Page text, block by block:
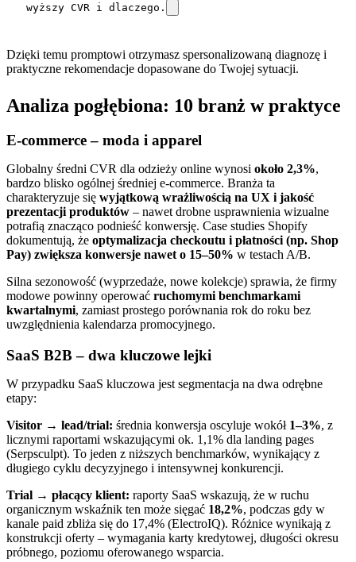
wyższy CVR i dlaczego.
Dzięki temu promptowi otrzymasz spersonalizowaną diagnozę i
praktyczne rekomendacje dopasowane do Twojej sytuacji.
Analiza pogłębiona: 10 branż w praktyce
E-commerce – moda i apparel
Globalny średni CVR dla odzieży online wynosi około 2,3%,
bardzo blisko ogólnej średniej e-commerce. Branża ta
charakteryzuje się wyjątkową wrażliwością na UX i jakość
prezentacji produktów – nawet drobne usprawnienia wizualne
potrafią znacząco podnieść konwersję. Case studies Shopify
dokumentują, że optymalizacja checkoutu i płatności (np. Shop
Pay) zwiększa konwersje nawet o 15–50% w testach A/B.
Silna sezonowość (wyprzedaże, nowe kolekcje) sprawia, że firmy
modowe powinny operować ruchomymi benchmarkami
kwartalnymi, zamiast prostego porównania rok do roku bez
uwzględnienia kalendarza promocyjnego.
SaaS B2B – dwa kluczowe lejki
W przypadku SaaS kluczowa jest segmentacja na dwa odrębne
etapy:
Visitor → lead/trial: średnia konwersja oscyluje wokół 1–3%, z
licznymi raportami wskazującymi ok. 1,1% dla landing pages
(Serpsculpt). To jeden z niższych benchmarków, wynikający z
długiego cyklu decyzyjnego i intensywnej konkurencji.
Trial → płacący klient: raporty SaaS wskazują, że w ruchu
organicznym wskaźnik ten może sięgać 18,2%, podczas gdy w
kanale paid zbliża się do 17,4% (ElectroIQ). Różnice wynikają z
konstrukcji oferty – wymagania karty kredytowej, długości okresu
próbnego, poziomu oferowanego wsparcia.